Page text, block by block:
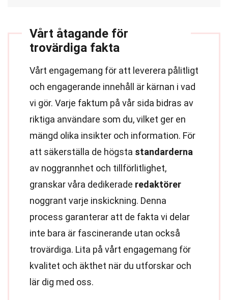
Vårt åtagande för
trovärdiga fakta
Vårt engagemang för att leverera pålitligt
och engagerande innehåll är kärnan i vad
vi gör. Varje faktum på vår sida bidras av
riktiga användare som du, vilket ger en
mängd olika insikter och information. För
att säkerställa de högsta standarderna
av noggrannhet och tillförlitlighet,
granskar våra dedikerade redaktörer
noggrant varje inskickning. Denna
process garanterar att de fakta vi delar
inte bara är fascinerande utan också
trovärdiga. Lita på vårt engagemang för
kvalitet och äkthet när du utforskar och
lär dig med oss.